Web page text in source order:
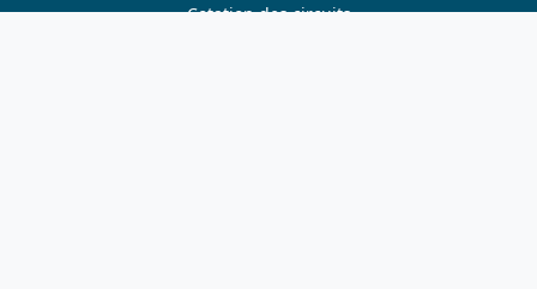
Cotation des circuits